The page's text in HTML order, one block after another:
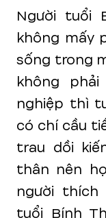
Người tuổi
không mấy
sống trong
không
nghiệp thì
có chí cầu
trau dồi
thân nên
người thích
tuổi Bính